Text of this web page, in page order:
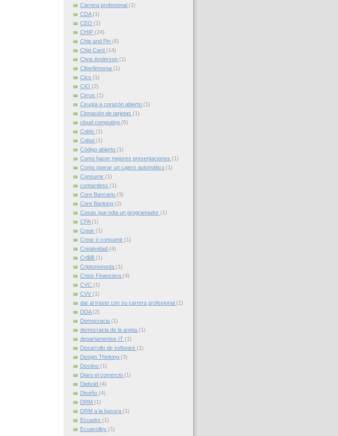
Carrera profesional (1)
CDA(1)
CEO (1)
CHIP (24)
Chip and Pin (6)
Chip Card (14)
Chris Anderson (1)
Ciberlimosna (1)
Cics (1)
CIO (2)
Cirrus (1)
Cirugía a corazón abierto (1)
Clonación de tarjetas (1)
cloud computing (5)
Cobis (1)
Cobol (1)
Código abierto (1)
Como hacer mejores presentaciones (1)
Como operar un cajero automático (1)
Consumir (1)
contactless (1)
Core Bancario (3)
Core Banking (2)
Cosas que odia un programador (1)
CPA(1)
Crear (1)
Crear ó consumir (1)
Creatividad (4)
Cri$i$ (1)
Criptomoneda (1)
Crisis Financiera (4)
CVC (1)
CVV (1)
dar al traste con su carrera profesional (1)
DDA(2)
Democracia (1)
democracia de la arepa (1)
departamentos IT (1)
Desarrollo de software (1)
Design Thinking (3)
Destino (1)
Diaro el comercio (1)
Diebold (4)
Diseño (4)
DRM (1)
DRM a la basura (1)
Ecuador (1)
Ecuavolley (1)